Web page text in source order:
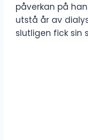
påverkan på
utstå år av
slutligen fick sin